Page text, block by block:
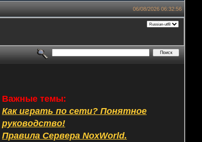
06/08/2026 06:32:56
Важные темы:
Как играть по сети? Понятное
руководство!
Правила Сервера NoxWorld.